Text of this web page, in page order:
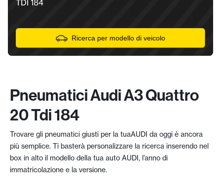
TDI 184
Ricerca per modello di veicolo
Pneumatici Audi A3 Quattro
20 Tdi 184
Trovare gli pneumatici giusti per la tuaAUDI da oggi è ancora
più semplice. Ti basterà personalizzare la ricerca inserendo nel
box in alto il modello della tua auto AUDI, l’anno di
immatricolazione e la versione.